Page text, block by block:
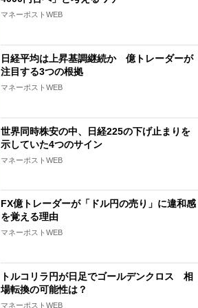
マネーポストWEB
日経平均は上昇基調継続か 億トレーダーが
注目する3つの根拠
マネーポストWEB
世界同時株安の中、日経225の下げ止まりを
示していた4つのサイン
マネーポストWEB
FX億トレーダーが「ドル円の売り」に違和感
を覚える理由
マネーポストWEB
トルコリラ円が日足でゴールデンクロス 相
場転換の可能性は？
マネーポストWEB